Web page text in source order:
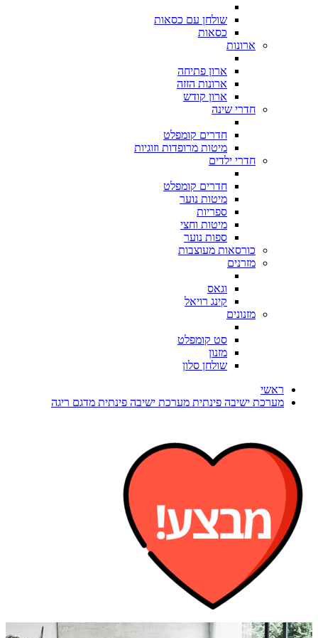
שולחן עם כסאות
כסאות
ארונות
ארון פתיחה
ארונות הזזה
ארון קודש
חדרי שינה
חדרים קומפלט
מיטות מרופדות וזוגיות
חדרי ילדים
חדרים קומפלט
מיטות נוער
ספריות
מיטות וחצי
ספות נוער
כורסאות מעוצבות
מזרנים
וגאס
קינג רויאל
מזנונים
סט קומפלט
מזנון
שולחן סלון
ראשי
מערכת ישיבה פינתית מערכת ישיבה פינתית מדגם ריגה